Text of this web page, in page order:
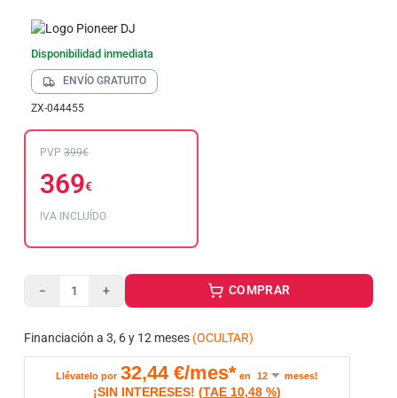
Disponibilidad inmediata
ENVÍO GRATUITO
ZX-044455
PVP 399€
369€
IVA INCLUÍDO
− + COMPRAR
Financiación a 3, 6 y 12 meses (OCULTAR)
Llévatelo por 32,44€/mes* en meses!
¡SIN INTERESES! (TAE 10,48 %)